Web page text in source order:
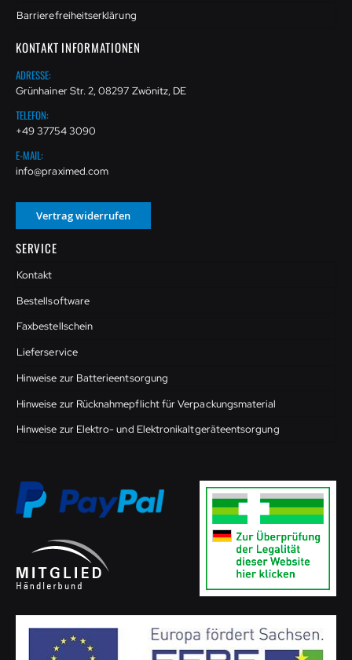
Barrierefreiheitserklärung
KONTAKT INFORMATIONEN
ADRESSE:
Grünhainer Str. 2, 08297 Zwönitz, DE
TELEFON:
+49 37754 3090
E-MAIL:
info@praximed.com
Vertrag widerrufen
SERVICE
Kontakt
Bestellsoftware
Faxbestellschein
Lieferservice
Hinweise zur Batterieentsorgung
Hinweise zur Rücknahmepflicht für Verpackungsmaterial
Hinweise zur Elektro- und Elektronikaltgeräteentsorgung